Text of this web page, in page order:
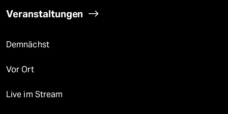
Veranstaltungen
Demnächst
Vor Ort
Live im Stream